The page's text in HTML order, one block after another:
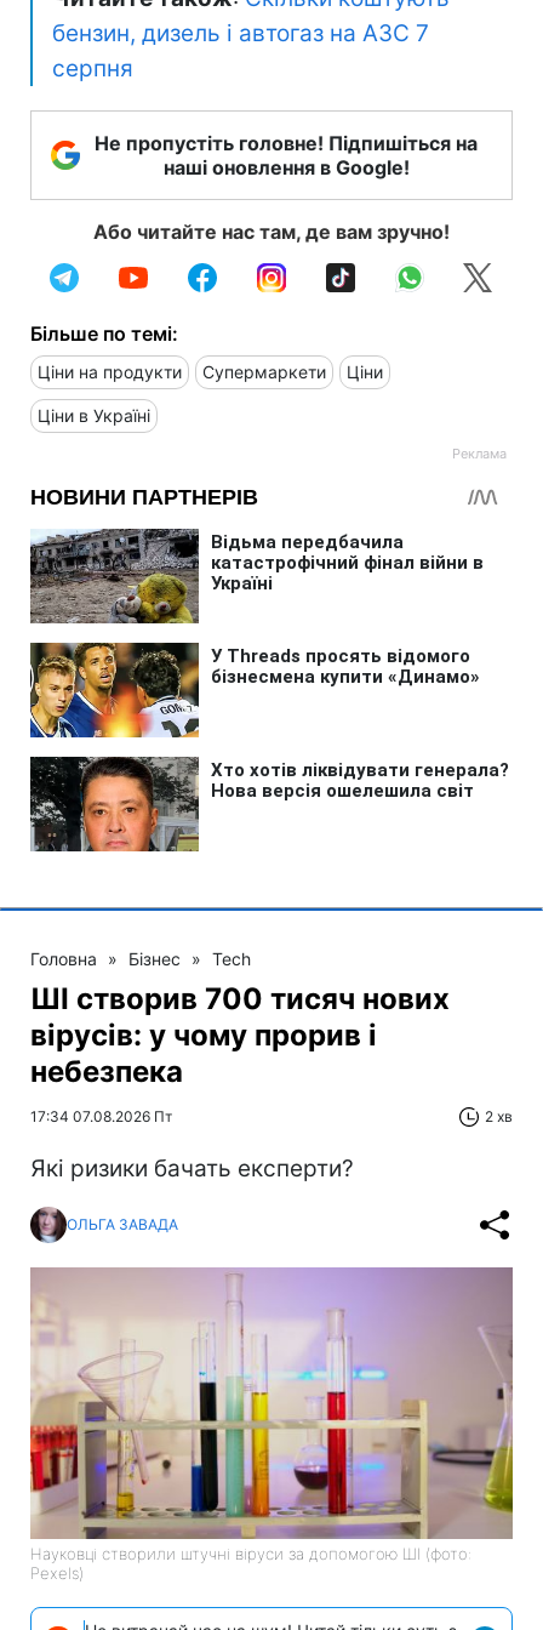
бензин, дизель і автогаз на АЗС 7
серпня
Не пропустіть головне! Підпишіться на
наші оновлення в Google!
Або читайте нас там, де вам зручно!
Більше по темі:
Ціни на продукти Супермаркети Ціни
Ціни в Україні
Головна » Бізнес » Tech
ШІ створив 700 тисяч нових
вірусів: у чому прорив і
небезпека
17:34 07.08.2026 Пт 2 хв
Які ризики бачать експерти?
ОЛЬГА ЗАВАДА
Науковці створили штучні віруси за допомогою ШІ (фото:
Pexels)